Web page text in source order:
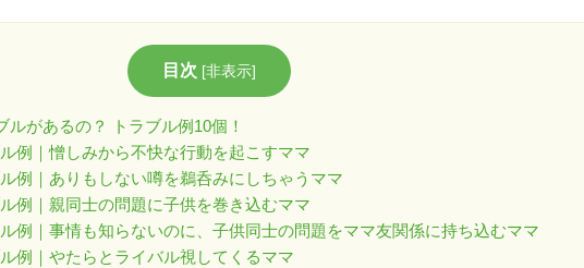
目次 [非表示]
ルがあるの？ トラブル例10個！
例｜憎しみから不快な行動を起こすママ
例｜ありもしない噂を鵜呑みにしちゃうママ
例｜親同士の問題に子供を巻き込むママ
例｜事情も知らないのに、子供同士の問題をママ友関係に持ち込むママ
例｜やたらとライバル視してくるママ